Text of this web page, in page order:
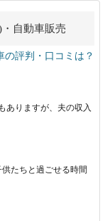
自動車販売
の評判・口コミは？
ありますが、夫の収入
たちと過ごせる時間